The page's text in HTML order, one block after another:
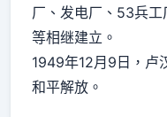
厂、发电厂、53兵
等相继建立。
1949年12月9日，卢
和平解放。